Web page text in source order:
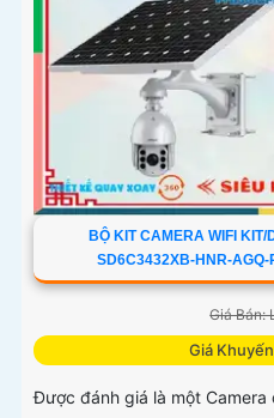
BỘ KIT CAMERA WIFI
SD6C3432XB-HNR-AGQ-
Giá Bán:
Giá
Được đánh giá là một